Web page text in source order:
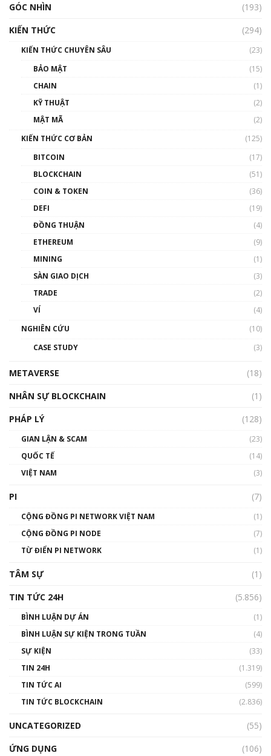
00:43:47
như thể nào?
00:39:31
Phổ cập Blockchain
thống & Crypto qua các cuộc chiến | Phổ cập
01:32:59
gió ấm
Talkshow 14: MemeCoin – Trò đùa tỷ đô
01:29:26
GÓC NHÌN
(193)
KIẾN THỨC
(294)
KIẾN THỨC CHUYÊN SÂU
(23)
BẢO MẬT
(15)
CHAIN
(1)
KỸ THUẬT
(2)
MẬT MÃ
(2)
KIẾN THỨC CƠ BẢN
(125)
BITCOIN
(17)
BLOCKCHAIN
(51)
COIN & TOKEN
(36)
DEFI
(19)
ĐỒNG THUẬN
(4)
ETHEREUM
(9)
MINING
(1)
SÀN GIAO DỊCH
(3)
TRADE
(2)
VÍ
(4)
NGHIÊN CỨU
(10)
CASE STUDY
(3)
METAVERSE
(18)
NHÂN SỰ BLOCKCHAIN
(1)
PHÁP LÝ
(128)
GIAN LẬN & SCAM
(23)
QUỐC TẾ
(14)
VIỆT NAM
(3)
PI (7)
CỘNG ĐỒNG PI NETWORK VIỆT NAM
(1)
CỘNG ĐỒNG PI NODE
(7)
TỪ ĐIỂN PI NETWORK
(1)
TÂM SỰ
(1)
TIN TỨC 24H
(5.856)
BÌNH LUẬN DỰ ÁN
(1)
BÌNH LUẬN SỰ KIỆN TRONG TUẦN
(4)
SỰ KIỆN
(33)
TIN 24H
(1.319)
TIN TỨC AI
(599)
TIN TỨC BLOCKCHAIN
(2.836)
UNCATEGORIZED
(55)
ỨNG DỤNG
(106)